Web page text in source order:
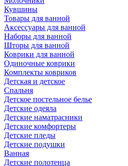
Кувшины
Товары для ванной
Аксессуары для ванной
Наборы для ванной
Шторы для ванной
Коврики для ванной
Одиночные коврики
Комплекты ковриков
Детская и детское
Спальня
Детское постельное белье
Детские одеяла
Детские наматрасники
Детские комфортеры
Детские пледы
Детские подушки
Ванная
Детские полотенца